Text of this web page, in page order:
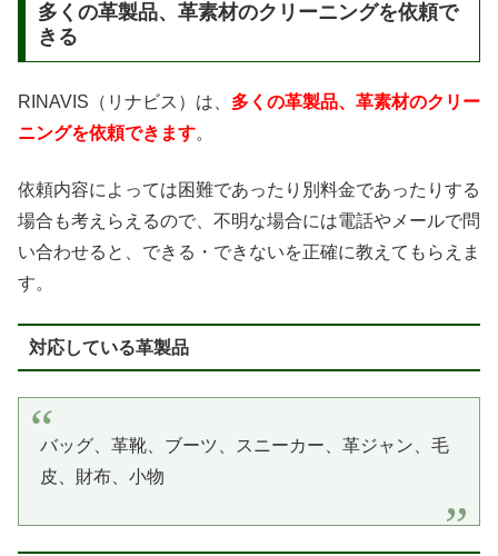
多くの革製品、革素材のクリーニングを依頼で
きる
RINAVIS（リナビス）は、 多くの革製品、革素材のクリー
ニングを依頼できます。
依頼内容によっては困難であったり別料金であったりする
場合も考えらえるので、不明な場合には電話やメールで問
い合わせると、できる・できないを正確に教えてもらえま
す。
対応している革製品
バッグ、革靴、ブーツ、スニーカー、革ジャン、毛
皮、財布、小物